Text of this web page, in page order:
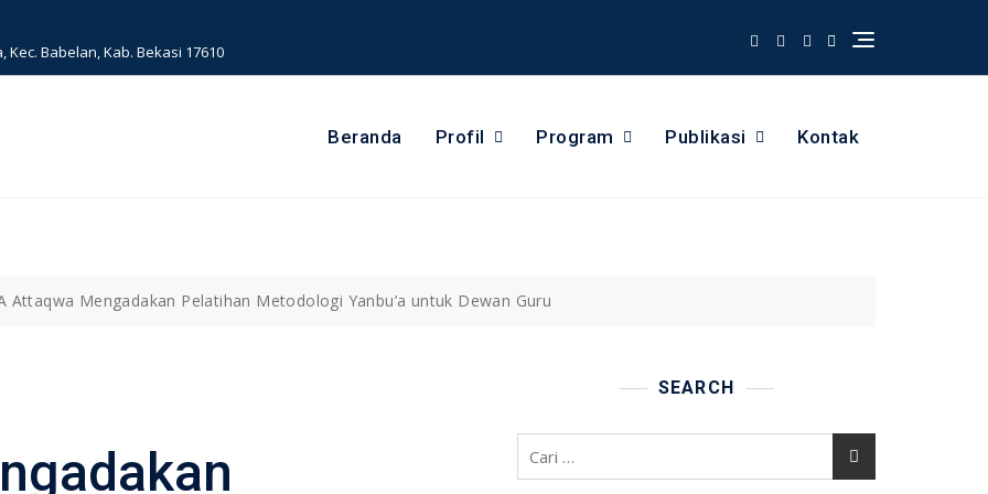
Kec. Babelan, Kab. Bekasi 17610
Beranda Profil Program Publikasi Kontak
Attaqwa Mengadakan Pelatihan Metodologi Yanbu’a untuk Dewan Guru
SEARCH